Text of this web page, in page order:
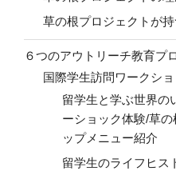
草の根プロジェクトが
６つのアウトリーチ教育プ
国際学生訪問ワークシ
留学生と学ぶ世界の
ーショック体験/草
ップメニュー紹介
留学生のライフヒス